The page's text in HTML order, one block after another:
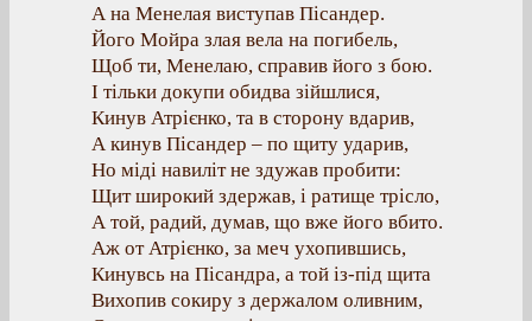
А на Менелая виступав Пісандер.
Його Мойра злая вела на погибель,
Щоб ти, Менелаю, справив його з бою.
І тільки докупи обидва зійшлися,
Кинув Атрієнко, та в сторону вдарив,
А кинув Пісандер – по щиту ударив,
Но міді навиліт не здужав пробити:
Щит широкий здержав, і ратище трісло,
А той, радий, думав, що вже його вбито.
Аж от Атрієнко, за меч ухопившись,
Кинувсь на Пісандра, а той із-під щита
Вихопив сокиру з держалом оливним,